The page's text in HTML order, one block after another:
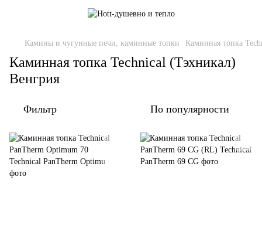
Камины и чугунные печи, каминные топки Каминная топка
Каминная топка Technical (Тэхникал)
Венгрия
Фильтр По популярности